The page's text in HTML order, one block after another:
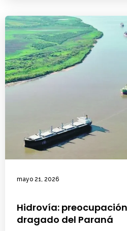
mayo 21, 2026
Hidrovía:
dragado del Paraná